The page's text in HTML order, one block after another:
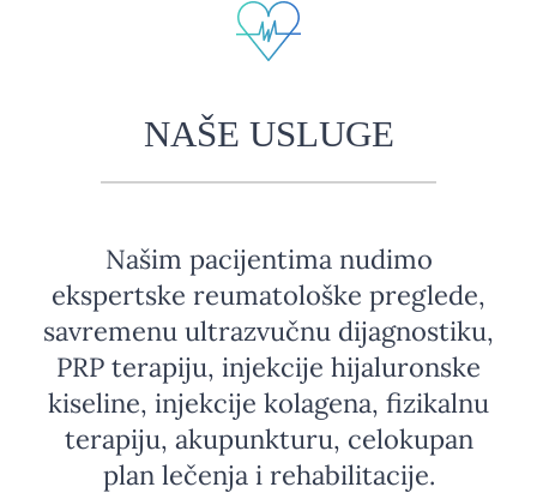
NAŠE USLUGE
Našim pacijentima nudimo
ekspertske reumatološke preglede,
savremenu ultrazvučnu dijagnostiku,
PRP terapiju, injekcije hijaluronske
kiseline, injekcije kolagena, fizikalnu
terapiju, akupunkturu, celokupan
plan lečenja i rehabilitacije.